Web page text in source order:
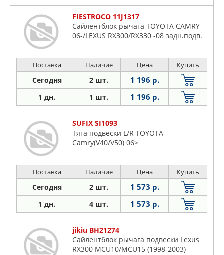
FIESTROCO 11J1317
Сайлентблок рычага TOYOTA CAMRY
06-/LEXUS RX300/RX330 -08 задн.подв.
Поставка Наличие Цена Купить
Сегодня 2 шт. 1 196 р.
1 дн. 1 шт. 1 196 р.
SUFIX SI1093
Тяга подвески L/R TOYOTA
Camry(V40/V50) 06>
Поставка Наличие Цена Купить
Сегодня 2 шт. 1 573 р.
1 дн. 4 шт. 1 573 р.
jikiu BH21274
Сайлентблок рычага подвески Lexus
RX300 MCU10/MCU15 (1998-2003)